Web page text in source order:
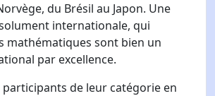
du Brésil au Japon. Une
internationale, qui
mathématiques sont bien un
par excellence.
participants de leur catégorie en